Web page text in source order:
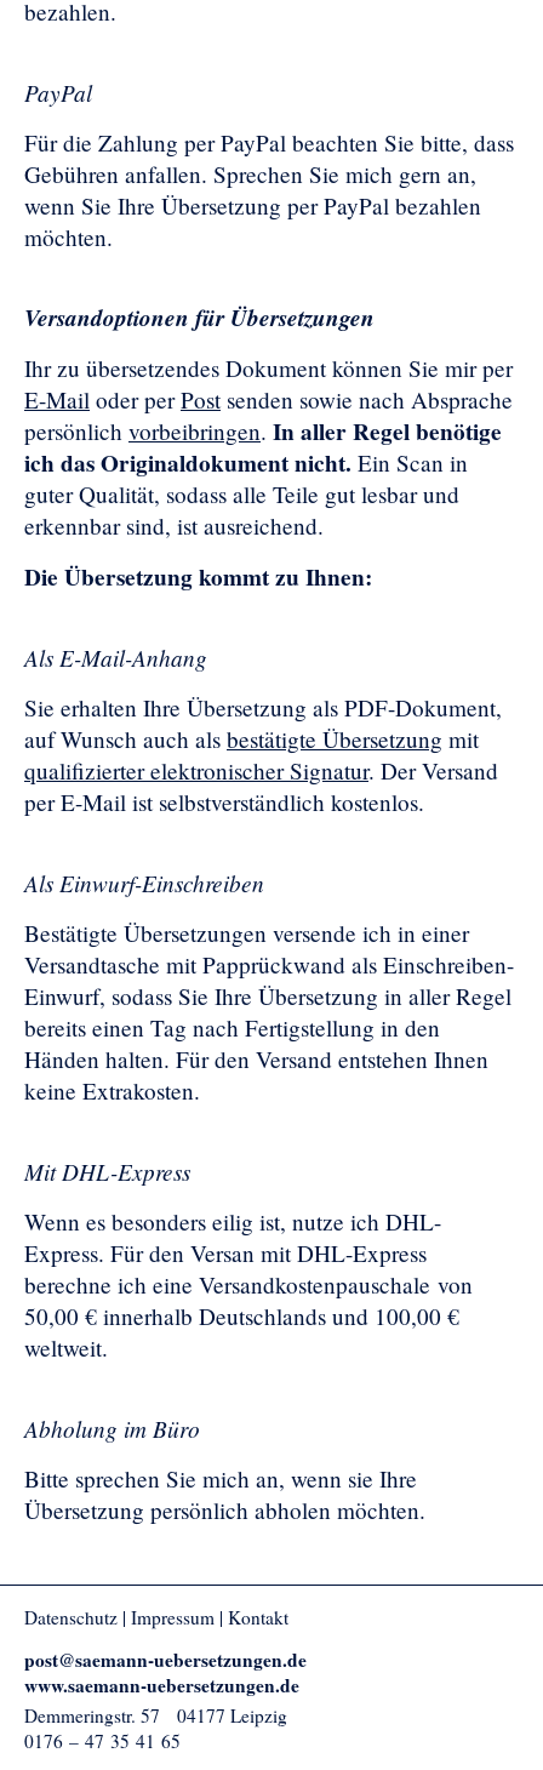
bezahlen.
PayPal
Für die Zahlung per PayPal beachten Sie bitte, dass
Gebühren anfallen. Sprechen Sie mich gern an,
wenn Sie Ihre Übersetzung per PayPal bezahlen
möchten.
Versandoptionen für Übersetzungen
Ihr zu übersetzendes Dokument können Sie mir per
E-Mail oder perPostsenden sowie nach Absprache
persönlich vorbeibringen. In aller Regel benötige
ich das Originaldokument nicht. Ein Scan in
guter Qualität, sodass alle Teile gut lesbar und
erkennbar sind, ist ausreichend.
Die Übersetzung kommt zu Ihnen:
Als E-Mail-Anhang
Sie erhalten Ihre Übersetzung als PDF-Dokument,
auf Wunsch auch als bestätigte Übersetzung mit
qualifizierter elektronischer Signatur. Der Versand
per E-Mail ist selbstverständlich kostenlos.
Als Einwurf-Einschreiben
Bestätigte Übersetzungen versende ich in einer
Versandtasche mit Papprückwand als Einschreiben-
Einwurf, sodass Sie Ihre Übersetzung in aller Regel
bereits einen Tag nach Fertigstellung in den
Händen halten. Für den Versand entstehen Ihnen
keine Extrakosten.
Mit DHL-Express
Wenn es besonders eilig ist, nutze ich DHL-
Express. Für den Versan mit DHL-Express
berechne ich eine Versandkostenpauschale von
50,00 € innerhalb Deutschlands und 100,00 €
weltweit.
Abholung im Büro
Bitte sprechen Sie mich an, wenn sie Ihre
Übersetzung persönlich abholen möchten.
Datenschutz | Impressum | Kontakt
post@saemann-uebersetzungen.de
www.saemann-uebersetzungen.de
Demmeringstr. 57 04177 Leipzig
0176 – 47 35 41 65